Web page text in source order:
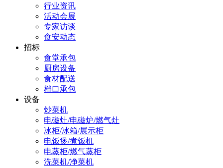
行业资讯
活动会展
专家访谈
食安动态
招标
食堂承包
厨房设备
食材配送
档口承包
设备
炒菜机
电磁灶/电磁炉/燃气灶
冰柜/冰箱/展示柜
电饭煲/煮饭机
电蒸柜/燃气蒸柜
洗菜机/净菜机